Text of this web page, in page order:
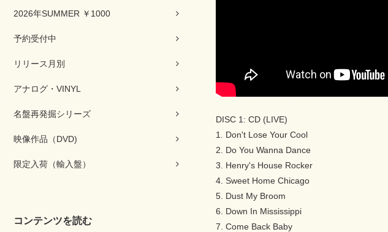
2026年SUMMER ￥1000
予約受付中
リリース月別
アナログ・VINYL
名盤再発掘シリーズ
映像作品（DVD)
限定入荷（輸入盤）
コンテンツを読む
DISC 1: CD (LIVE)
1. Don't Lose Your Cool
2. Do You Wanna Dance
3. Henry's House Rocker
4. Sweet Home Chicago
5. Dust My Broom
6. Down In Mississippi
7. Come Back Baby